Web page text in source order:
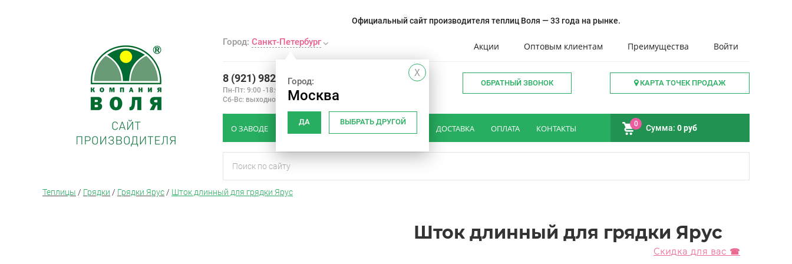
Официальный сайт производителя теплиц Воля — 33 года на рынке.
Город: Санкт-Петербург
X
Город:
Москва
ДА ВЫБРАТЬ ДРУГОЙ
Акции Оптовым клиентам Преимущества Войти
8 (921) 982 34 15
Пн-Пт: 9:00 -18:00
Сб-Вс: выходной
КАРТА ТОЧЕК ПРОДАЖ
ОБРАТНЫЙ ЗВОНОК
О ЗАВОДЕ КАК ВЫБРАТЬ ТЕПЛИЦУ ДОСТАВКА ОПЛАТА КОНТАКТЫ 0 Сумма: 0 руб
Теплицы / Грядки / Грядки Ярус / Шток длинный для грядки Ярус
Шток длинный для грядки Ярус
Скидка для вас ☎